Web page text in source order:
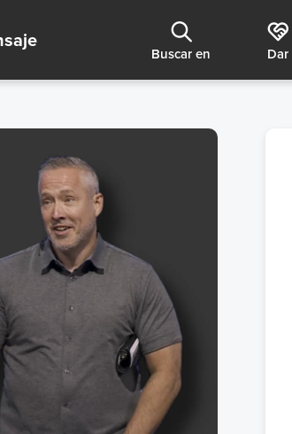
Dar
Buscar en